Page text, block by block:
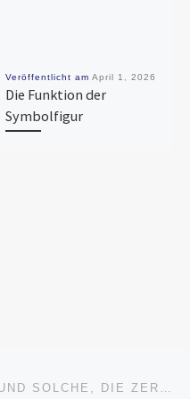
Veröffentlicht am April 1, 2026
Die Funktion der
Symbolfigur
SPUREN, DIE TRAGEN – UND SOLCHE, DIE ZERFALLEN